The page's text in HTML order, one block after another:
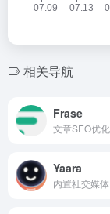
相关导航
Frase
Yaara